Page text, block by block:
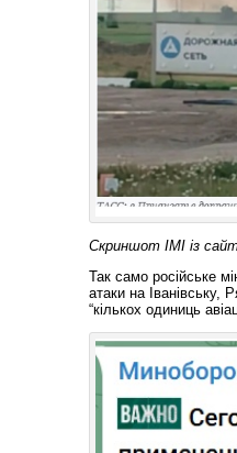
Скриншот ІМІ із
Так само російське
атаки на Іванівську,
“кількох одиниць